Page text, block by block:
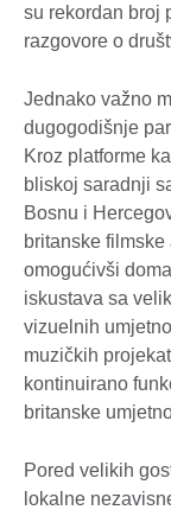
su rekordan broj
razgovore o
Jednako važno
dugogodišnje
Kroz platforme
bliskoj saradnji
Bosnu i
britanske
omogućivši
iskustava sa
vizuelnih
muzičkih
kontinuirano
britanske
Pored velikih
lokalne